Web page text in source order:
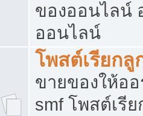
ของออนไลน์
ออนไลน์
โพสต์เรียก
ขายของให้ออ
smf โพสต์เรี